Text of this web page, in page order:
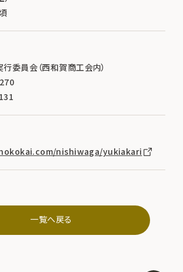
委員会（西和賀商工会内）
nishiwaga/yukiakari
一覧へ戻る